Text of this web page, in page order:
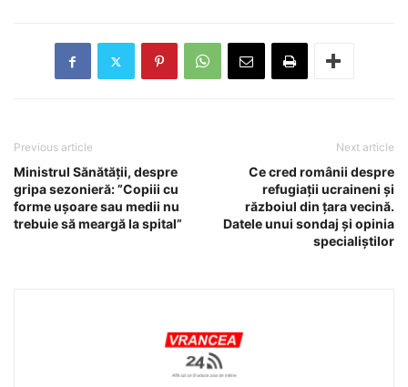
Previous article
Ministrul Sănătății, despre
gripa sezonieră: ”Copiii cu
forme uşoare sau medii nu
trebuie să meargă la spital”
Next article
Ce cred românii despre
refugiații ucraineni și
războiul din ţara vecină.
Datele unui sondaj și opinia
specialiştilor